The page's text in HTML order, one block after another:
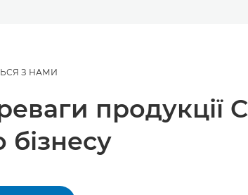
З НАМИ
продукції
бізнесу